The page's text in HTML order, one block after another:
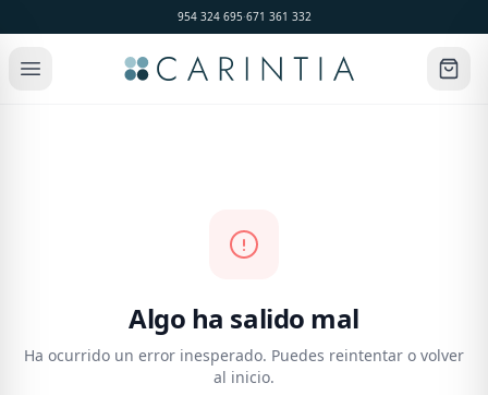
954 324 695·671 361 332
Algo ha salido mal
Ha ocurrido un error inesperado. Puedes reintentar o volver
al inicio.